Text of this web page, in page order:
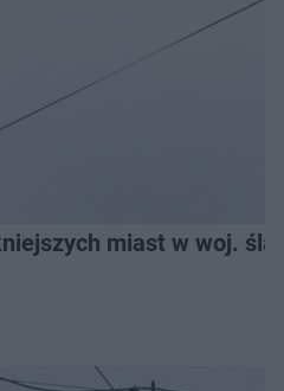
miast w woj.